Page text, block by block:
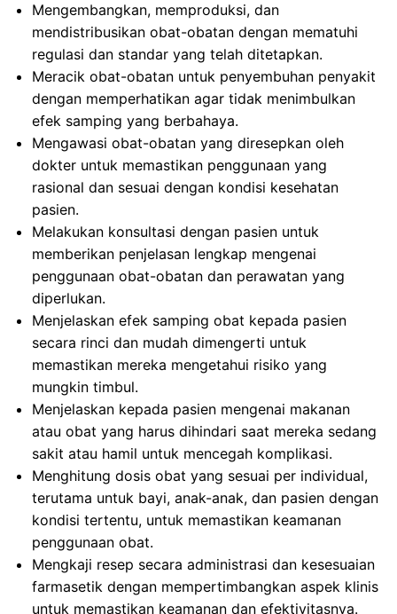
Mengembangkan, memproduksi, dan
mendistribusikan obat-obatan dengan mematuhi
regulasi dan standar yang telah ditetapkan.
Meracik obat-obatan untuk penyembuhan penyakit
dengan memperhatikan agar tidak menimbulkan
efek samping yang berbahaya.
Mengawasi obat-obatan yang diresepkan oleh
dokter untuk memastikan penggunaan yang
rasional dan sesuai dengan kondisi kesehatan
pasien.
Melakukan konsultasi dengan pasien untuk
memberikan penjelasan lengkap mengenai
penggunaan obat-obatan dan perawatan yang
diperlukan.
Menjelaskan efek samping obat kepada pasien
secara rinci dan mudah dimengerti untuk
memastikan mereka mengetahui risiko yang
mungkin timbul.
Menjelaskan kepada pasien mengenai makanan
atau obat yang harus dihindari saat mereka sedang
sakit atau hamil untuk mencegah komplikasi.
Menghitung dosis obat yang sesuai per individual,
terutama untuk bayi, anak-anak, dan pasien dengan
kondisi tertentu, untuk memastikan keamanan
penggunaan obat.
Mengkaji resep secara administrasi dan kesesuaian
farmasetik dengan mempertimbangkan aspek klinis
untuk memastikan keamanan dan efektivitasnya.